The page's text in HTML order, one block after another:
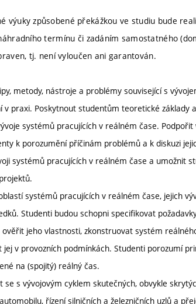
výuky způsobené překážkou ve studiu bude
termínu či zadáním samostatného
tj. není vyloučen ani garantován.
metody, nástroje a problémy související s
v praxi. Poskytnout studentům teoretické
systémů pracujících v reálném čase.
k porozumění příčinám problémů a k diskuzi
systémů pracujících v reálném čase a umožnit
systémů pracujících v reálném čase, jejich
Studenti budou schopni specifikovat
jeho vlastnosti, zkonstruovat systém
v provozních podmínkách. Studenti porozumí
na (spojitý) reálný čas.
s vývojovým cyklem skutečných, obvykle
řízení silničních a železničních uzlů a